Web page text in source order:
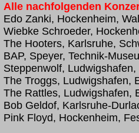
Alle nachfolgenden
Edo Zanki, Hockenheim,
Wiebke Schroeder,
The Hooters, Karlsruhe,
BAP, Speyer, Technik-
Steppenwolf,
The Troggs, Ludwigshafen,
The Rattles, Ludwigshafen,
Bob Geldof, Karlsruhe-
Pink Floyd, Hockenheim,